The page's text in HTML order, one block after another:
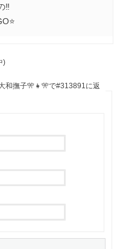
‼️
)
和撫子🎌👧🎌で#313891に返